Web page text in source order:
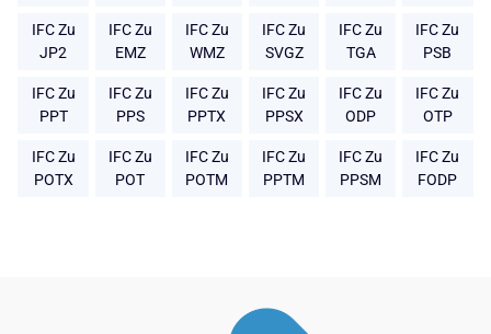
IFC Zu
JP2
IFC Zu
EMZ
IFC Zu
WMZ
IFC Zu
SVGZ
IFC Zu
TGA
IFC Zu
PSB
IFC Zu
PPT
IFC Zu
PPS
IFC Zu
PPTX
IFC Zu
PPSX
IFC Zu
ODP
IFC Zu
OTP
IFC Zu
POTX
IFC Zu
POT
IFC Zu
POTM
IFC Zu
PPTM
IFC Zu
PPSM
IFC Zu
FODP